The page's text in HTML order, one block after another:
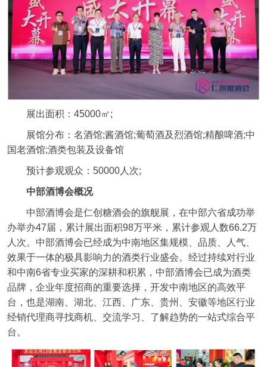
展出面积：45000㎡;
展馆分布：名酒馆;酱酒馆;葡萄酒及烈酒馆;精酿啤酒;中
国老酒馆;酒类包装及设备馆
预计参观观众：50000人次;
中部酒博会概况
中部酒博会是仁创糖酒会的旗舰展，在中部六省成功举
办举办47届，累计展出面积98万平米，累计参观人数66.2万
人次。中部酒博会已经成为中南地区集规模、品质、人气、
效果于一体的极具影响力的酒类行业盛会。经过持续对行业
和中南6省专业买家的深耕和积累，中部酒博会已成为酒类
品牌，企业年度招商的重要选择，开发中南地区的高效平
台，也是湖南、湖北、江西、广东、贵州、安徽等地区行业
经销代理商寻找商机、交流学习、了解趋势的一站式综合平
台。